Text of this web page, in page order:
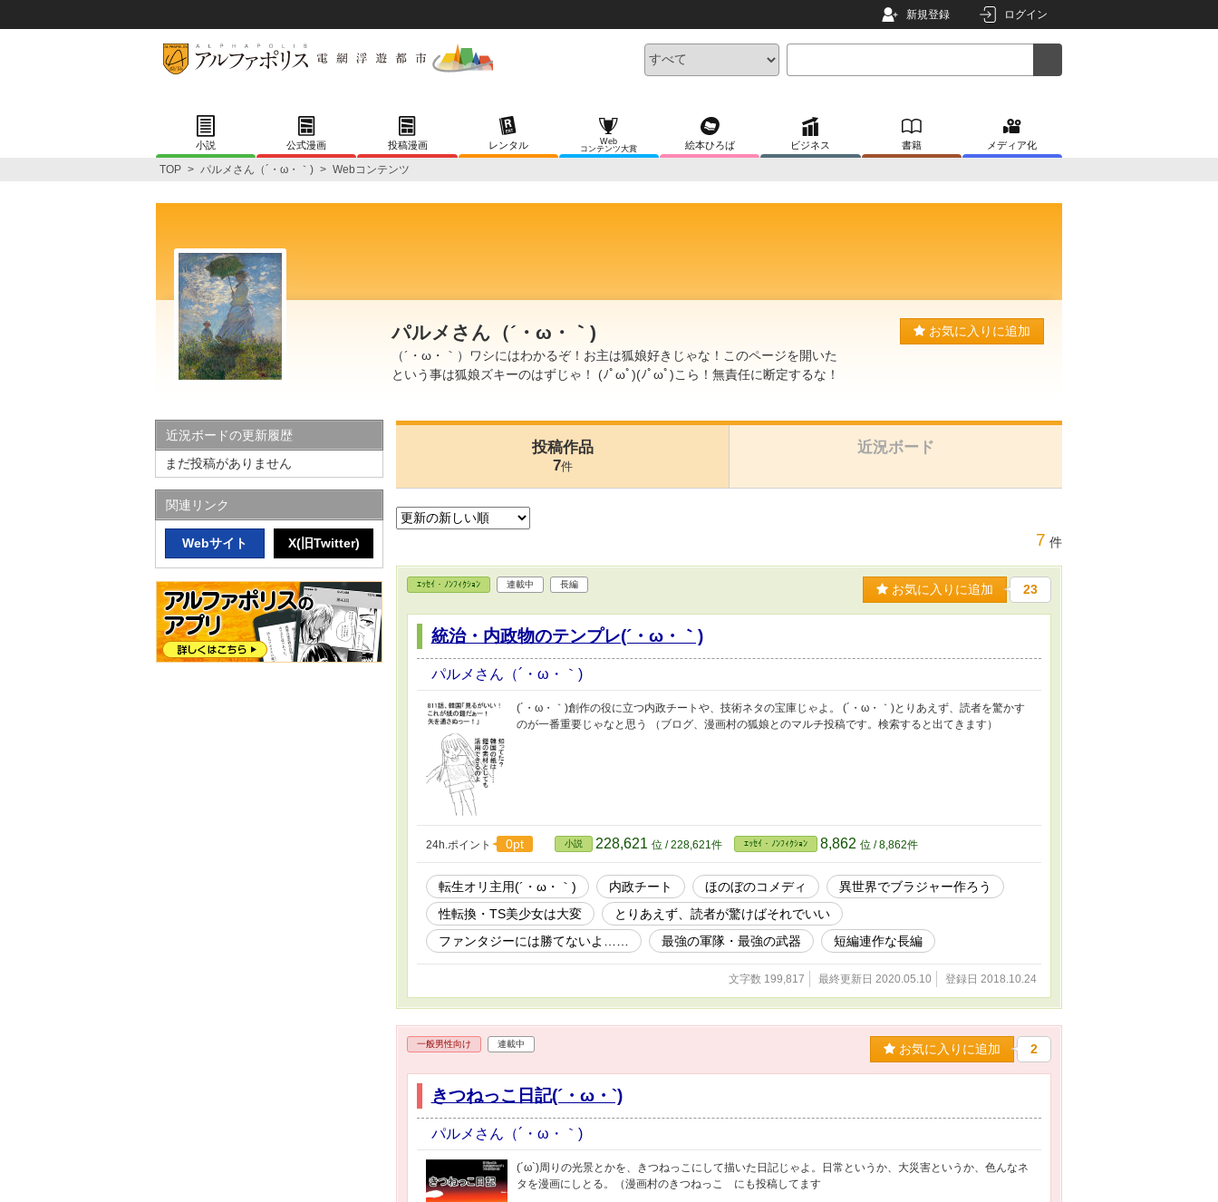
新規登録 ログイン
小説 公式漫画 投稿漫画 レンタル
Web
コンテンツ大賞
絵本ひろば ビジネス 書籍 メディア化
TOP > パルメさん（´・ω・｀) > Webコンテンツ
パルメさん（´・ω・｀)
（´・ω・｀）ワシにはわかるぞ！お主は狐娘好きじゃな！このページを開いた
という事は狐娘ズキーのはずじゃ！ (ﾉﾟωﾟ)(ﾉﾟωﾟ)こら！無責任に断定するな！
お気に入りに追加
投稿作品
7件
近況ボード
7 件
ｴｯｾｲ・ﾉﾝﾌｨｸｼｮﾝ 連載中 長編 お気に入りに追加 23
統治・内政物のテンプレ(´・ω・｀)
パルメさん（´・ω・｀)
(´・ω・｀)創作の役に立つ内政チートや、技術ネタの宝庫じゃよ。 (´・ω・｀)とりあえず、読者を驚かす
のが一番重要じゃなと思う （ブログ、漫画村の狐娘とのマルチ投稿です。検索すると出てきます）
24h.ポイント 0pt 小説 228,621 位 / 228,621件 ｴｯｾｲ・ﾉﾝﾌｨｸｼｮﾝ 8,862 位 / 8,862件
転生オリ主用(´・ω・｀) 内政チート ほのぼのコメディ
異世界でブラジャー作ろう
性転換・TS美少女は大変
とりあえず、読者が驚けばそれでいい
ファンタジーには勝てないよ……
最強の軍隊・最強の武器 短編連作な長編
文字数 199,817 最終更新日 2020.05.10 登録日 2018.10.24
一般男性向け 連載中 お気に入りに追加 2
きつねっこ日記(´・ω・`)
パルメさん（´・ω・｀)
(´ω`)周りの光景とかを、きつねっこにして描いた日記じゃよ。日常というか、大災害というか、色んなネ
タを漫画にしとる。（漫画村のきつねっこ にも投稿してます
近況ボードの更新履歴
まだ投稿がありません
関連リンク
Webサイト X(旧Twitter)